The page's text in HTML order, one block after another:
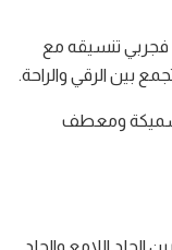
فجربي تنسيقه مع
بين الرقي والراحة.
سميكة ومعطف